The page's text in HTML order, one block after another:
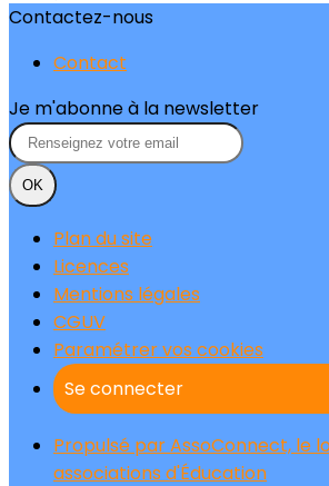
Contactez-nous
Contact
Je m'abonne à la newsletter
OK
Plan du site
Licences
Mentions légales
CGUV
Paramétrer vos cookies
Se connecter
Propulsé par AssoConnect, le
associations d'Éducation